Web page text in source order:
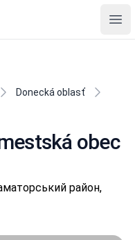
Donecká oblasť
obec
район,